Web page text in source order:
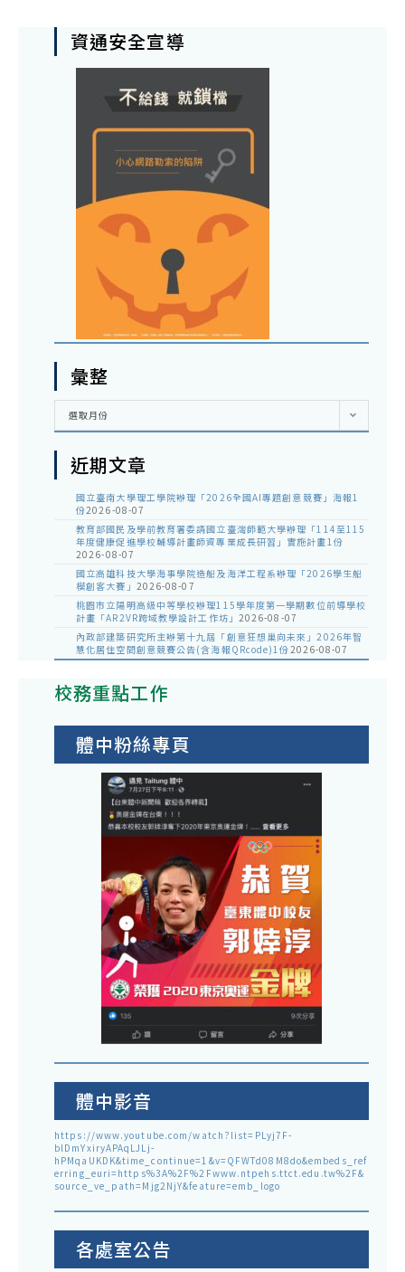
資通安全宣導
彙整
彙
選取月份
近期文章
國立臺南大學理工學院辦理「2026全國AI專題創意競賽」海報1
份2026-08-07
教育部國民及學前教育署委請國立臺灣師範大學辦理「114至115
年度健康促進學校輔導計畫師資專業成長研習」實施計畫1份
2026-08-07
國立高雄科技大學海事學院造船及海洋工程系辦理「2026學生船
模創客大賽」 2026-08-07
桃園市立陽明高級中等學校辦理115學年度第一學期數位前導學校
計畫「AR2VR跨域教學設計工作坊」 2026-08-07
內政部建築研究所主辦第十九屆「創意狂想巢向未來」2026年智
慧化居住空間創意競賽公告(含海報QRcode)1份2026-08-07
校務重點工作
體中粉絲專頁
體中影音
https://www.youtube.com/watch?list=PLyj7F-
blDmYxiryAPAqLJLj-
hPMqaUKDK&time_continue=1&v=QFWTd08M8do&embeds_ref
erring_euri=https%3A%2F%2Fwww.ntpehs.ttct.edu.tw%2F&
source_ve_path=Mjg2NjY&feature=emb_logo
各處室公告